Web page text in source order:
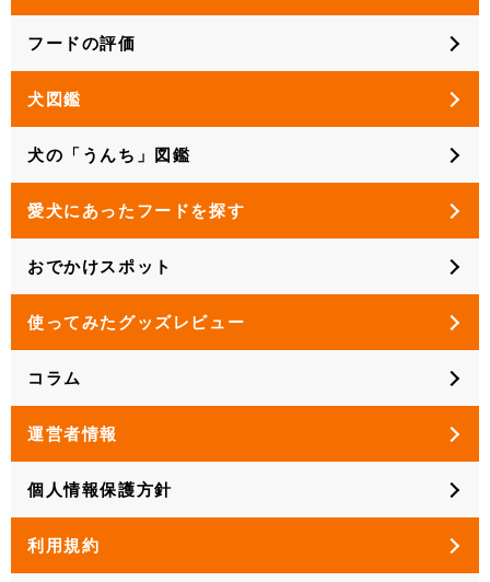
フードの評価
犬図鑑
犬の「うんち」図鑑
愛犬にあったフードを探す
おでかけスポット
使ってみたグッズレビュー
コラム
運営者情報
個人情報保護方針
利用規約